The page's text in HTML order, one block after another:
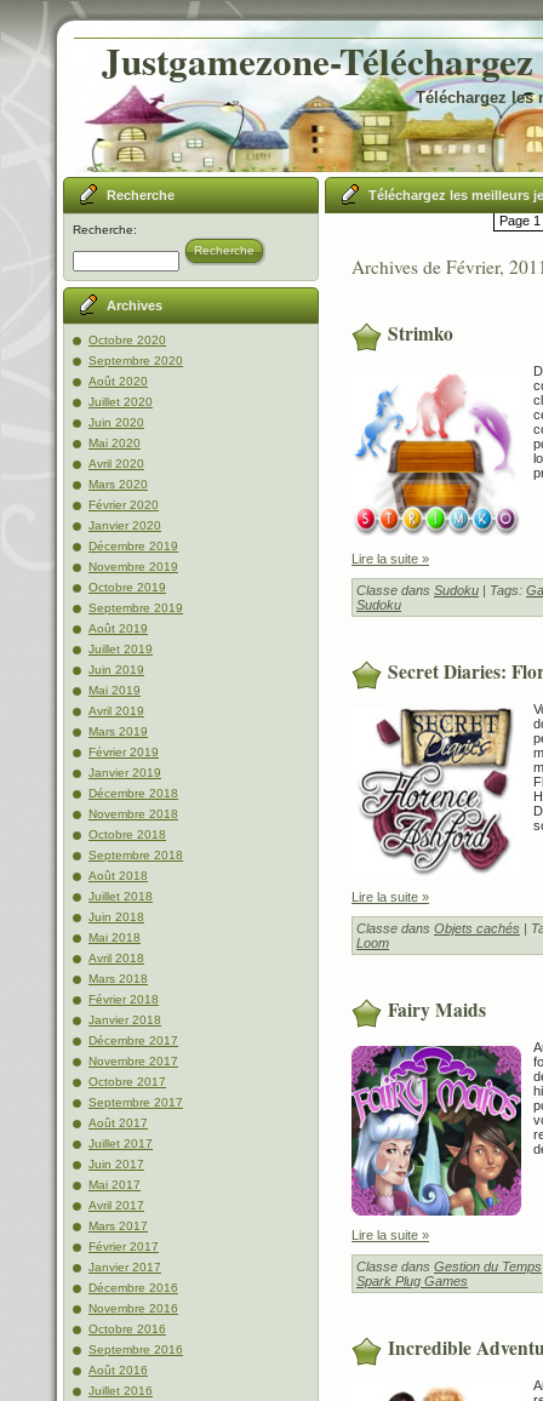
Justgamezone-
Téléchargez les
Recherche
Recherche:
Recherche
Archives
Octobre 2020
Septembre 2020
Août 2020
Juillet 2020
Juin 2020
Mai 2020
Avril 2020
Mars 2020
Février 2020
Janvier 2020
Décembre 2019
Novembre 2019
Octobre 2019
Septembre 2019
Août 2019
Juillet 2019
Juin 2019
Mai 2019
Avril 2019
Mars 2019
Février 2019
Janvier 2019
Décembre 2018
Novembre 2018
Octobre 2018
Septembre 2018
Août 2018
Juillet 2018
Juin 2018
Mai 2018
Avril 2018
Mars 2018
Février 2018
Janvier 2018
Décembre 2017
Novembre 2017
Octobre 2017
Septembre 2017
Août 2017
Juillet 2017
Juin 2017
Mai 2017
Avril 2017
Mars 2017
Février 2017
Janvier 2017
Décembre 2016
Novembre 2016
Octobre 2016
Septembre 2016
Août 2016
Juillet 2016
Téléchargez les meilleurs
Page 1
Archives de Février,
Strimko
Lire la suite »
Classe dans Sudoku | Tags:
Sudoku
Secret Diaries:
Lire la suite »
Classe dans Objets cachés |
Loom
Fairy Maids
Lire la suite »
Classe dans Gestion du Temps
Spark Plug Games
Incredible